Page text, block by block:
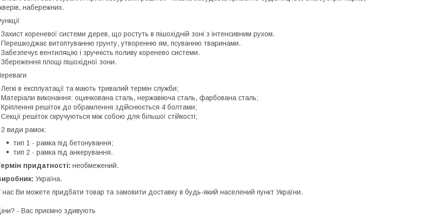
набережних.
Захист кореневої системи дерев, що ростуть в пішохідній зоні з інтенсивним рухом.
Перешкоджає витоптуванню грунту, утворенню ям, псуванню тваринами.
Забезпечує вентиляцію і зручність поливу коренево системи.
Збереження площі пішохідної зони.
Легкі в експлуатації та мають тривалий термін служби;
Матеріали виконання: оцинкована сталь, нержавіюча сталь, фарбована сталь;
Кріплення решіток до обрамлення здійснюється 4 болтами;
Секції решіток скручуються між собою для більшої стійкості;
2 види рамок:
тип 1 - рамка під бетонування;
тип 2 - рамка під анкерування.
придатності: необмежений.
Україна.
наc Ви можете придбати товар та замовити доставку в будь-який населений пункт України.
- Вас приємно здивують